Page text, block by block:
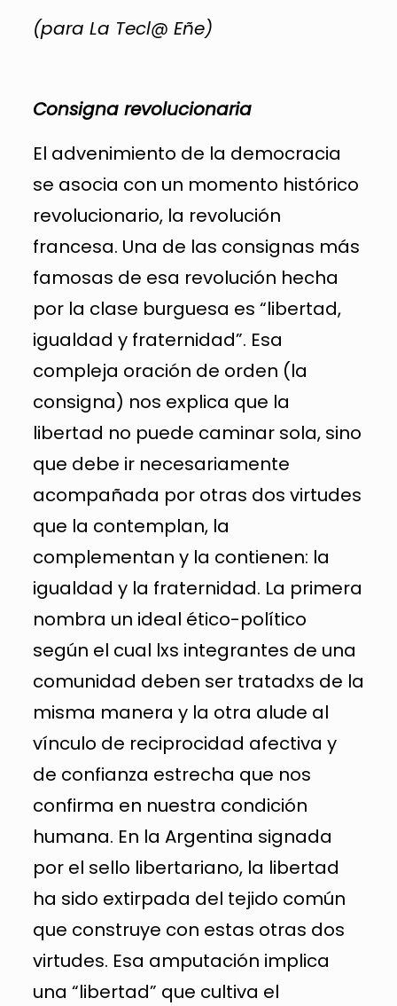
(para La Tecl@ Eñe)
Consigna revolucionaria
El advenimiento de la democracia
se asocia con un momento histórico
revolucionario, la revolución
francesa. Una de las consignas más
famosas de esa revolución hecha
por la clase burguesa es “libertad,
igualdad y fraternidad”. Esa
compleja oración de orden (la
consigna) nos explica que la
libertad no puede caminar sola, sino
que debe ir necesariamente
acompañada por otras dos virtudes
que la contemplan, la
complementan y la contienen: la
igualdad y la fraternidad. La primera
nombra un ideal ético-político
según el cual lxs integrantes de una
comunidad deben ser tratadxs de la
misma manera y la otra alude al
vínculo de reciprocidad afectiva y
de confianza estrecha que nos
confirma en nuestra condición
humana. En la Argentina signada
por el sello libertariano, la libertad
ha sido extirpada del tejido común
que construye con estas otras dos
virtudes. Esa amputación implica
una “libertad” que cultiva el